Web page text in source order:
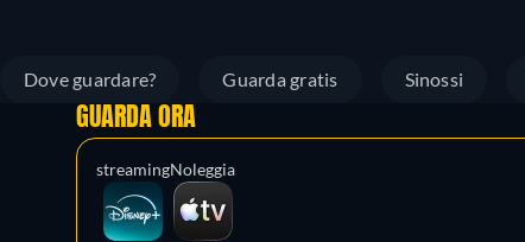
Dove guardare? Guarda gratis Sinossi
GUARDA ORA
streamingNoleggia